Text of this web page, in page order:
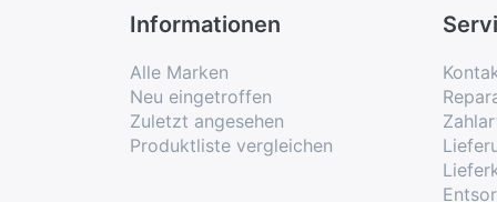
Informationen
Alle Marken
Neu eingetroffen
Zuletzt angesehen
Produktliste vergleichen